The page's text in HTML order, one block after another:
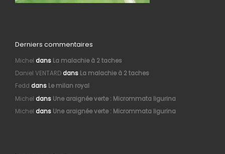
Derniers commentaires
Michel dans La malachie à 2 taches
Daniel VENTARDdans La malachie à 2 taches
Fedd dans Le milan royal
Michel dans Une araignée verte : Micrommata ligurina
Michel dans Une araignée verte : Micrommata ligurina